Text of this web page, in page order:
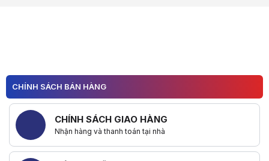
CHÍNH SÁCH BÁN HÀNG
CHÍNH SÁCH GIAO HÀNG
Nhận hàng và thanh toán tại nhà